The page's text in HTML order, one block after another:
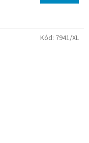
Kód: 7941/XL